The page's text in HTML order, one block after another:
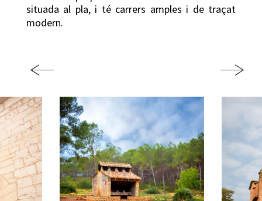
situada al pla, i té carrers amples i de traçat
modern.